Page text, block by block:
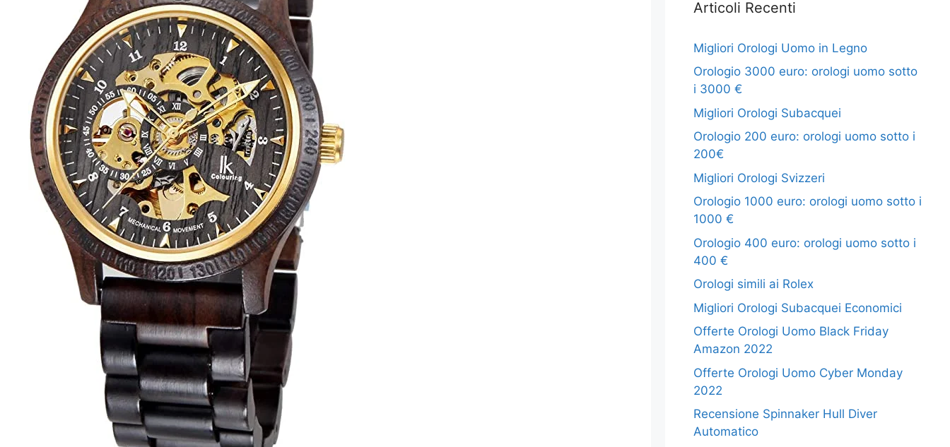
Articoli Recenti
Migliori Orologi Uomo in Legno
Orologio 3000 euro: orologi uomo sotto
i 3000 €
Migliori Orologi Subacquei
Orologio 200 euro: orologi uomo sotto i
200€
Migliori Orologi Svizzeri
Orologio 1000 euro: orologi uomo sotto i
1000 €
Orologio 400 euro: orologi uomo sotto i
400 €
Orologi simili ai Rolex
Migliori Orologi Subacquei Economici
Offerte Orologi Uomo Black Friday
Amazon 2022
Offerte Orologi Uomo Cyber Monday
2022
Recensione Spinnaker Hull Diver
Automatico